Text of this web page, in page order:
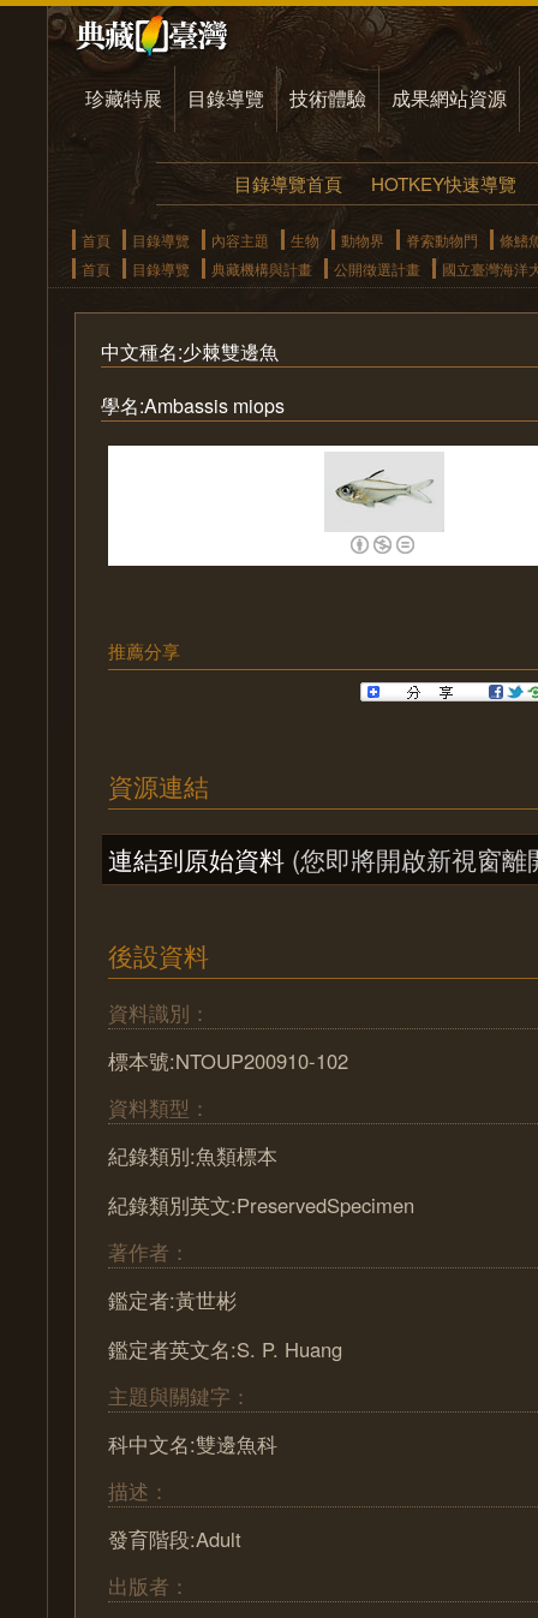
珍藏特展 目錄導覽 技術體驗 成果網站資源
目錄導覽首頁 HOTKEY快速導覽
首頁 目錄導覽 內容主題 生物 動物界 脊索動物門
條鰭
首頁
目錄導覽 典藏機構與計畫 公開徵選計畫 國立臺灣海洋
中文種名:少棘雙邊魚
學名:Ambassis miops
推薦分享
資源連結
連結到原始資料 (您即將開啟新視窗離
後設資料
資料識別：
標本號:NTOUP200910-102
資料類型：
紀錄類別:魚類標本
紀錄類別英文:PreservedSpecimen
著作者：
鑑定者:黃世彬
鑑定者英文名:S. P. Huang
主題與關鍵字：
科中文名:雙邊魚科
描述：
發育階段:Adult
出版者：